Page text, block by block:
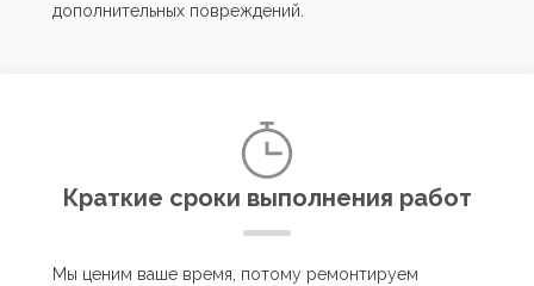
дополнительных повреждений.
Краткие сроки выполнения работ
Мы ценим ваше время, потому ремонтируем